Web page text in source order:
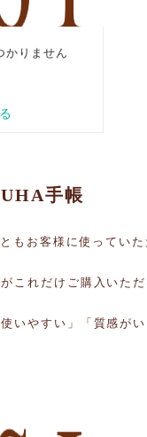
手帳
もお客様に使っていた
これだけご購入いた
いやすい」「質感が